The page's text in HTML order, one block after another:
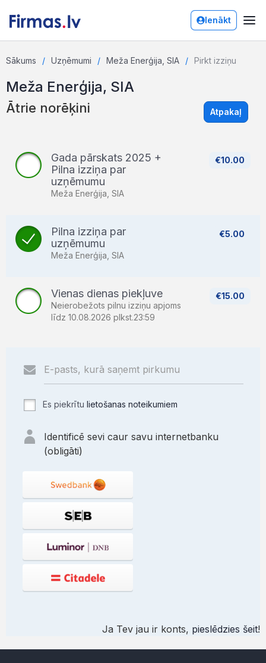
Ienākt
Sākums Uzņēmumi Meža Enerģija, SIA Pirkt izziņu
Meža Enerģija, SIA
Ātrie norēķini Atpakaļ
€10.00
Gada pārskats 2025 +
Pilna izziņa par
uzņēmumu
Meža Enerģija, SIA
€5.00
Pilna izziņa par
uzņēmumu
Meža Enerģija, SIA
€15.00
Vienas dienas piekļuve
Neierobežots pilnu izziņu apjoms
līdz 10.08.2026 plkst.23:59
Es piekrītu lietošanas noteikumiem
Identificē sevi caur savu internetbanku
(obligāti)
Ja Tev jau ir konts, pieslēdzies šeit!